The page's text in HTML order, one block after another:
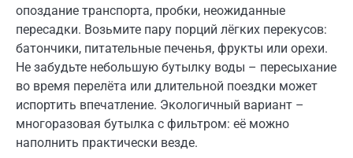
опоздание транспорта, пробки, неожиданные
пересадки. Возьмите пару порций лёгких перекусов:
батончики, питательные печенья, фрукты или орехи.
Не забудьте небольшую бутылку воды – пересыхание
во время перелёта или длительной поездки может
испортить впечатление. Экологичный вариант –
многоразовая бутылка с фильтром: её можно
наполнить практически везде.